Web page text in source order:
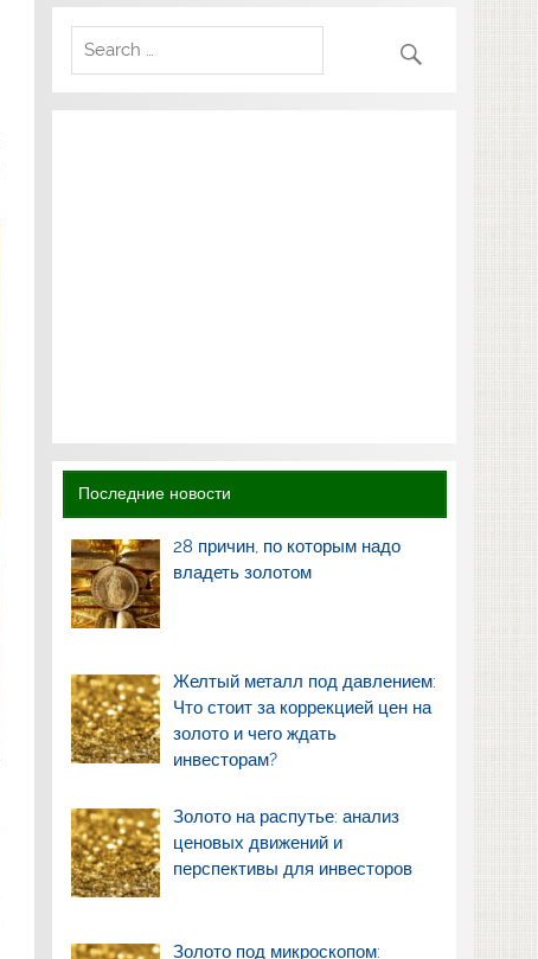
Последние новости
28 причин, по которым надо
владеть золотом
Желтый металл под давлением:
Что стоит за коррекцией цен на
золото и чего ждать
инвесторам?
Золото на распутье: анализ
ценовых движений и
перспективы для инвесторов
Золото под микроскопом: